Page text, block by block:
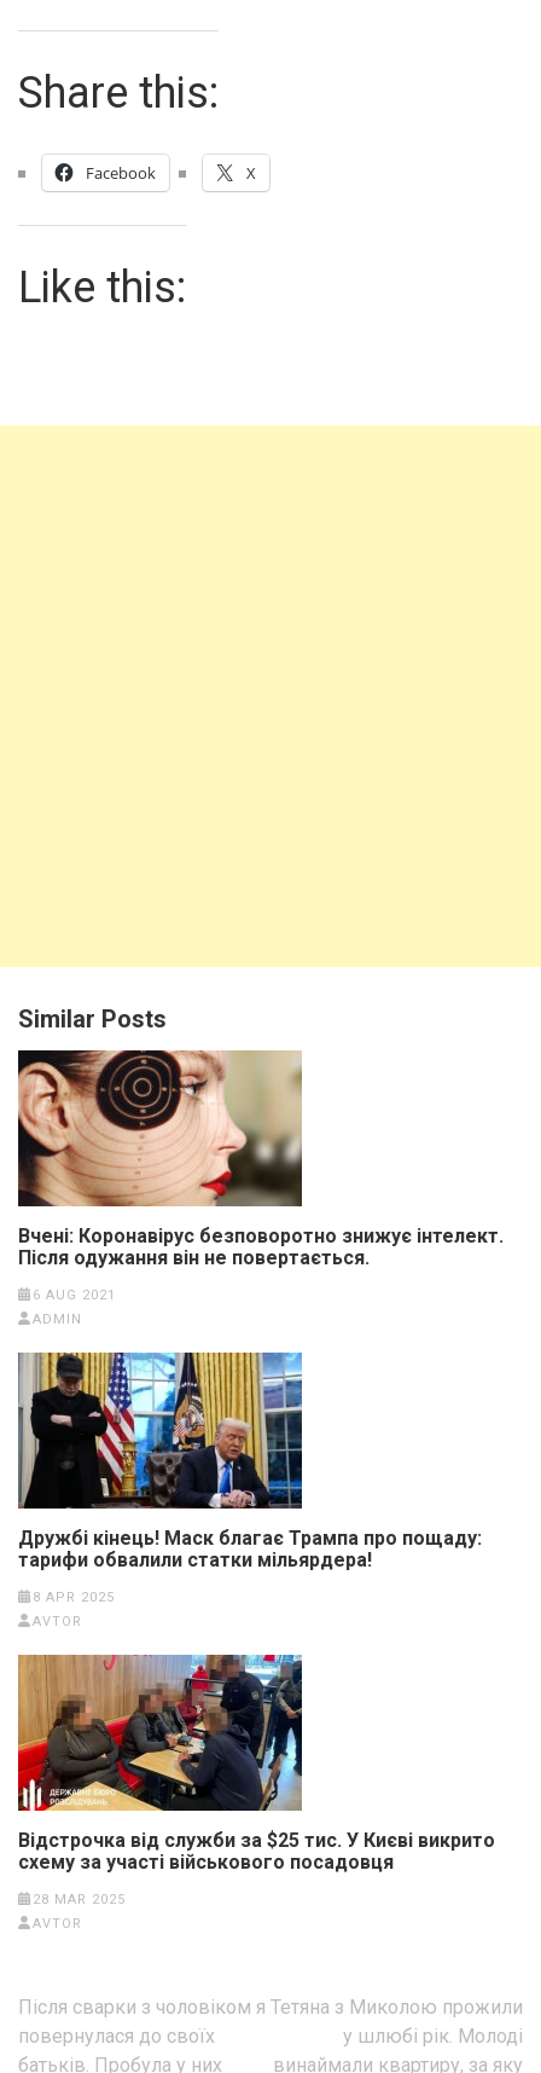
Share this:
Facebook X
Like this:
Similar Posts
Вчені: Коронавірус безповоротно знижує інтелект.
Після одужання він не повертається.
6 AUG 2021
ADMIN
Дружбі кінець! Маск благає Трампа про пощаду:
тарифи обвалили статки мільярдера!
8 APR 2025
AVTOR
Відстрочка від служби за $25 тис. У Києві викрито
схему за участі військового посадовця
28 MAR 2025
AVTOR
Post
navigation
Після сварки з чоловіком я
повернулася до своїх
батьків. Пробула у них
Тетяна з Миколою прожили
у шлюбі рік. Молоді
винаймали квартиру, за яку